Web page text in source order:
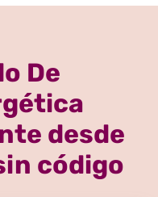
De
desde
código